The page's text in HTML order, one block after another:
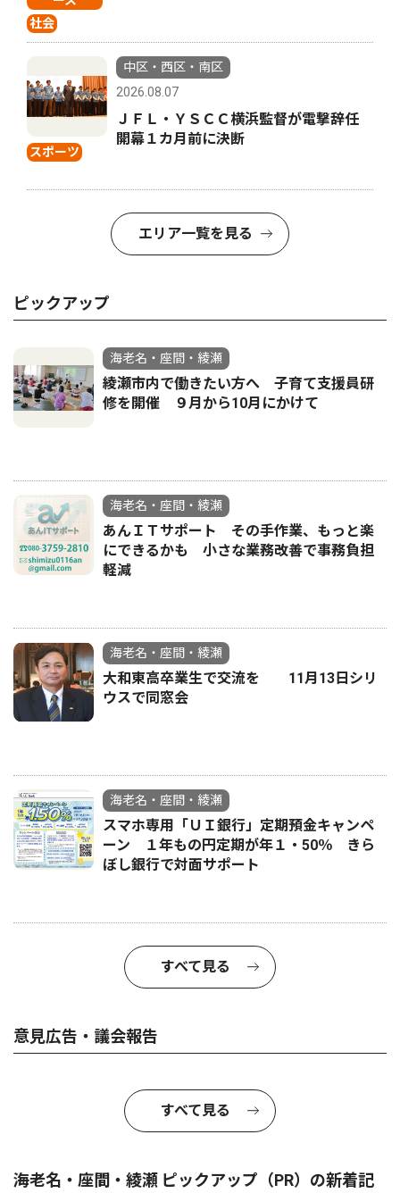
社会
スポーツ
中区・西区・南区
2026.08.07
ＪＦＬ・ＹＳＣＣ横浜監督が電撃辞任
開幕１カ月前に決断
エリア一覧を見る
ピックアップ
海老名・座間・綾瀬
綾瀬市内で働きたい方へ 子育て支援員研
修を開催 ９月から10月にかけて
海老名・座間・綾瀬
あんＩＴサポート その手作業、もっと楽
にできるかも 小さな業務改善で事務負担
軽減
海老名・座間・綾瀬
大和東高卒業生で交流を 11月13日シリ
ウスで同窓会
海老名・座間・綾瀬
スマホ専用「ＵＩ銀行」定期預金キャンペ
ーン １年もの円定期が年１・50％ きら
ぼし銀行で対面サポート
すべて見る
意見広告・議会報告
すべて見る
海老名・座間・綾瀬 ピックアップ（PR）の新着記